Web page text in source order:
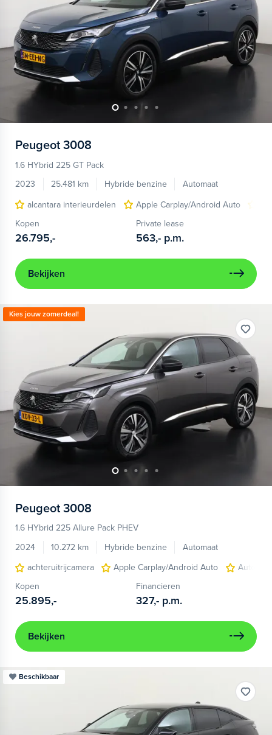
Peugeot 3008
1.6 HYbrid 225 GT Pack
2023
25.481 km Hybride benzine
Automaat
alcantara interieurdelen
Apple Carplay/Android Auto
Kopen
26.795,-
Private lease
563,- p.m.
Bekijken
Kies jouw zomerdeal!
Peugeot 3008
1.6 HYbrid 225 Allure Pack PHEV
2024
10.272 km Hybride benzine
Automaat
achteruitrijcamera
Apple Carplay/Android Auto
Kopen
25.895,-
Financieren
327,- p.m.
Bekijken
Beschikbaar